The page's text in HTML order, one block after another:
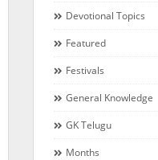
Devotional Topics
Featured
Festivals
General Knowledge
GK Telugu
Months